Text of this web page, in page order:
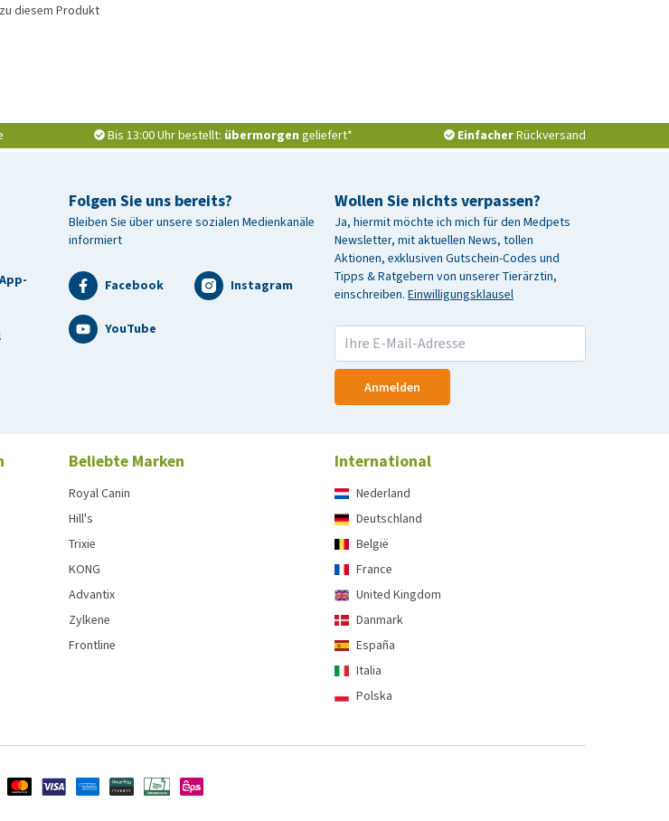
diesem Produkt
Bis 13:00 Uhr bestellt: übermorgen geliefert* EinfacherRückversand
Wollen Sie nichts verpassen?
Ja, hiermit möchte ich mich für den Medpets
Newsletter, mit aktuellen News, tollen
Aktionen, exklusiven Gutschein-Codes und
Tipps & Ratgebern von unserer Tierärztin,
einschreiben. Einwilligungsklausel
Anmelden
Folgen Sie uns bereits?
Bleiben Sie über unsere sozialen Medienkanäle
informiert
Facebook Instagram
YouTube
Beliebte Marken
Royal Canin
Hill's
Trixie
KONG
Advantix
Zylkene
Frontline
International
Nederland
Deutschland
België
France
United Kingdom
Danmark
España
Italia
Polska